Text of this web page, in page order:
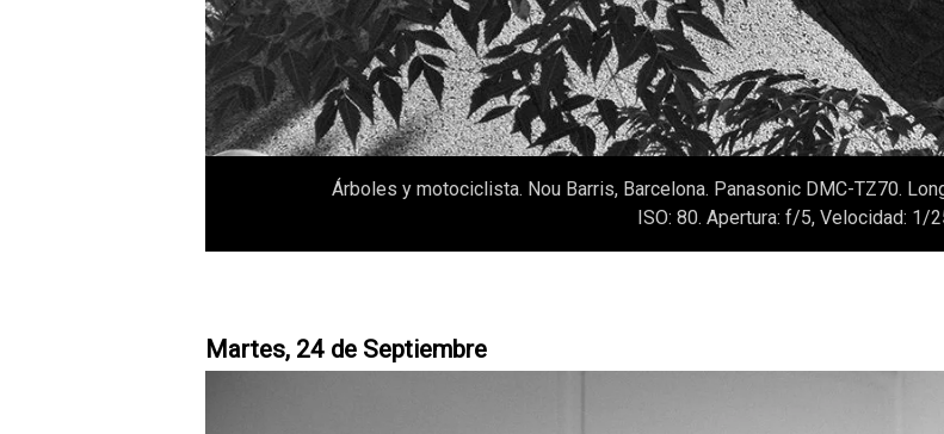
Árboles y motociclista. Nou Barris, Barcelona. Panasonic DMC-TZ70.
ISO: 80. Apertura: f/5, Velocidad: 1/
Martes, 24 de Septiembre